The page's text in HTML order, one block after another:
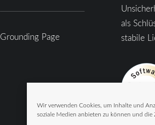
Wir verwenden Cookies, um Inhalte und
soziale Medien anbieten zu können und die
Grounding Page
als
stabile